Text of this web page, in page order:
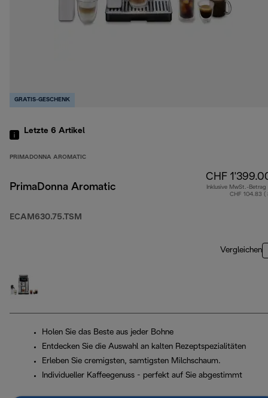
GRATIS-GESCHENK
Letzte 6 Artikel
PRIMADONNA AROMATIC
PrimaDonna Aromatic
ECAM630.75.TSM
CHF
Inklusive MwSt.-Betrag
CHF 104.83 (
Vergleichen
Holen Sie das Beste aus jeder Bohne
Entdecken Sie die Auswahl an kalten Rezeptspezialitäten
Erleben Sie cremigsten, samtigsten Milchschaum.
Individueller Kaffeegenuss - perfekt auf Sie abgestimmt